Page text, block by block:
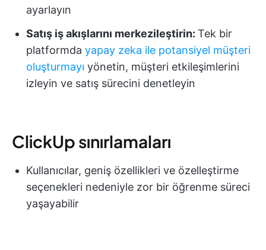
ayarlayın
Satış iş akışlarını merkezileştirin: Tek bir
platformda yapay zeka ile potansiyel müşteri
oluşturmayı yönetin, müşteri etkileşimlerini
izleyin ve satış sürecini denetleyin
ClickUp sınırlamaları
Kullanıcılar, geniş özellikleri ve özelleştirme
seçenekleri nedeniyle zor bir öğrenme süreci
yaşayabilir